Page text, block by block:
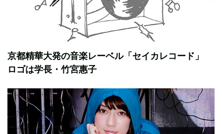
京都精華大発の音楽レーベル「セイカレコード」
ロゴは学長・竹宮惠子